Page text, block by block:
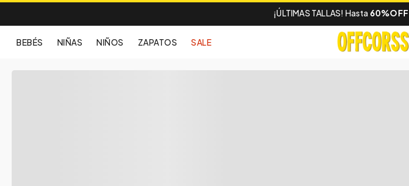
¡ÚLTIMAS TALLAS! Hasta 60%OFF
BEBÉS NIÑAS NIÑOS ZAPATOS SALE